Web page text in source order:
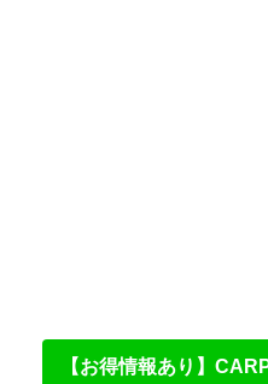
【お得情報あり】